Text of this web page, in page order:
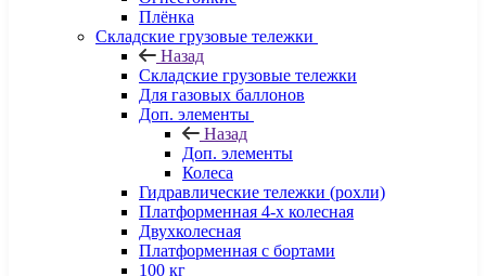
Плёнка
Складские грузовые тележки
Назад
Складские грузовые тележки
Для газовых баллонов
Доп. элементы
Назад
Доп. элементы
Колеса
Гидравлические тележки (рохли)
Платформенная 4-х колесная
Двухколесная
Платформенная с бортами
100 кг